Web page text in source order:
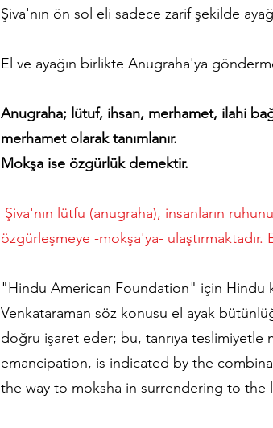
Şiva'nın ön sol eli sadece zarif şekilde
El ve ayağın birlikte Anugraha'ya
Anugraha; lütuf, ihsan, merhamet, ilahi
merhamet olarak tanımlanır.
Mokşa ise özgürlük demektir.
Şiva'nın lütfu (anugraha), insanların
özgürleşmeye -mokşa'ya-
"Hindu American Foundation" için Hindu
Venkataraman söz konusu el ayak
doğru işaret eder; bu, tanrıya teslimiyetle
emancipation, is indicated by the
the way to moksha in surrendering to the